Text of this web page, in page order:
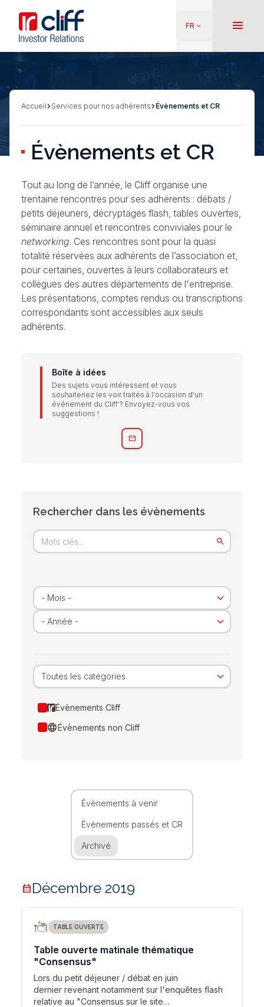
contenu
principal
Aller directement au contenu
FR keyboard_arrow_down menu
Fil
d'Ariane
Accueil Services pour nos adhérents Évènements et CR
Évènements et CR
Tout au long de l’année, le Cliff organise une
trentaine rencontres pour ses adhérents : débats /
petits déjeuners, décryptages flash, tables ouvertes,
séminaire annuel et rencontres conviviales pour le
networking. Ces rencontres sont pour la quasi
totalité réservées aux adhérents de l’association et,
pour certaines, ouvertes à leurs collaborateurs et
collègues des autres départements de l'entreprise.
Les présentations, comptes rendus ou transcriptions
correspondants sont accessibles aux seuls
adhérents.
Boîte à idées
Des sujets vous intéressent et vous
souhaiteriez les voir traités à l'occasion d'un
événement du Cliff ? Envoyez-vous vos
suggestions !
mail
Rechercher dans les évènements
Toutes les catégories
Évènements Cliff
languageÉvènements non Cliff
Évènements à venir
Évènements passés et CR
Archivé
calendar_monthDécembre 2019
TABLE OUVERTE
Table ouverte matinale thématique
"Consensus"
Lors du petit déjeuner / débat en juin
dernier revenant notamment sur l'enquêtes flash
relative au "Consensus sur le site…